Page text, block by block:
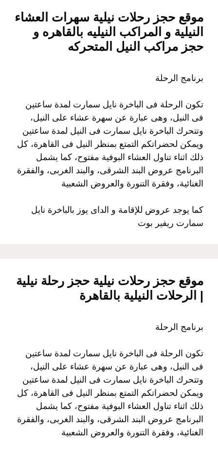
موقع حجز رحلات نيلية سهرات العشاء
النيلية و المراكب النيليه بالقاهره و
حجز مراكب النيل المتحركه
برنامج الرحلة
تكون الرحلة فى الباخرة نايل سمارت لمدة ساعتين
فى النيل، وهى عبارة عن سهرة عشاء على النيل،
وتتحرك الباخرة نايل سمارت فى النيل لمدة ساعتين
ويمكن لحضراتكم التمتع بمنظر النيل فى القاهرة، كل
ذلك اثناء تناول العشاء البوفية مفتوح، كما يشمل
البرنامج عروض البند الشرقى، والبند الغربى، والفقرة
الغنائية، وفقرة التنورة والعروض الشعبية
كما يوجد عروض للإقامة و الداى يوز بالباخرة نايل
سمارت ريفير بوت
موقع حجز رحلات نيلية حجز رحلة نيلية
| الرحلات النيلية بالقاهرة
برنامج الرحلة
تكون الرحلة فى الباخرة نايل سمارت لمدة ساعتين
فى النيل، وهى عبارة عن سهرة عشاء على النيل،
وتتحرك الباخرة نايل سمارت فى النيل لمدة ساعتين
ويمكن لحضراتكم التمتع بمنظر النيل فى القاهرة، كل
ذلك اثناء تناول العشاء البوفية مفتوح، كما يشمل
البرنامج عروض البند الشرقى، والبند الغربى، والفقرة
الغنائية، وفقرة التنورة والعروض الشعبية